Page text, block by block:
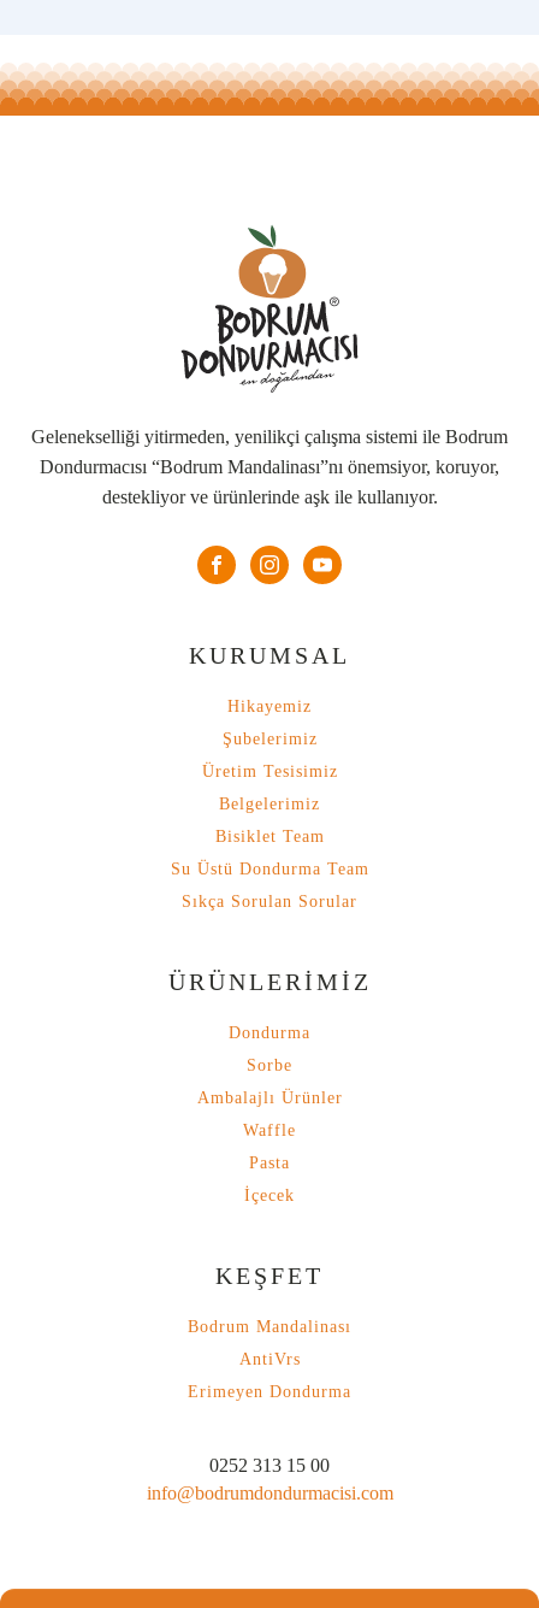
Gelenekselliği yitirmeden, yenilikçi çalışma sistemi ile Bodrum
Dondurmacısı “Bodrum Mandalinası”nı önemsiyor, koruyor,
destekliyor ve ürünlerinde aşk ile kullanıyor.
KURUMSAL
Hikayemiz
Şubelerimiz
Üretim Tesisimiz
Belgelerimiz
Bisiklet Team
Su Üstü Dondurma Team
Sıkça Sorulan Sorular
ÜRÜNLERİMİZ
Dondurma
Sorbe
Ambalajlı Ürünler
Waffle
Pasta
İçecek
KEŞFET
Bodrum Mandalinası
AntiVrs
Erimeyen Dondurma
0252 313 15 00
info@bodrumdondurmacisi.com